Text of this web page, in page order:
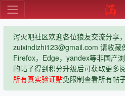
泻火吧社区欢迎各位狼友交流分享
zuixindizhi123@gmail.com 请收藏
Firefox，Edge，yandex等非国产
的帖子得到积分升级后可获取更多
所有真实验证贴免限制查看所有帖